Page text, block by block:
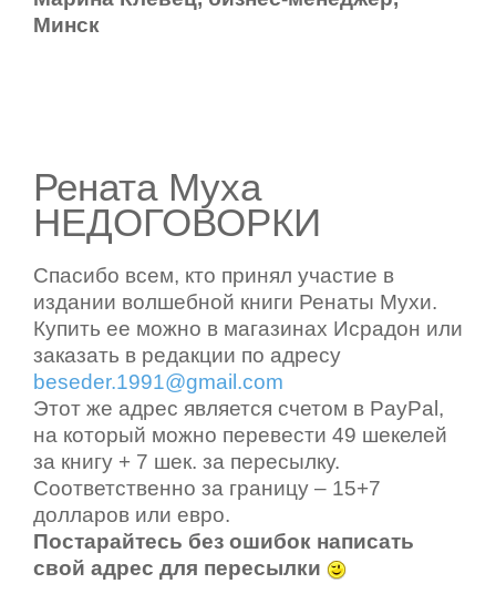
Минск
Рената Муха
НЕДОГОВОРКИ
Спасибо всем, кто принял участие в
издании волшебной книги Ренаты Мухи.
Купить ее можно в магазинах Исрадон или
заказать в редакции по адресу
beseder.1991@gmail.com
Этот же адрес является счетом в PayPal,
на который можно перевести 49 шекелей
за книгу + 7 шек. за пересылку.
Соответственно за границу – 15+7
долларов или евро.
Постарайтесь без ошибок написать
свой адрес для пересылки